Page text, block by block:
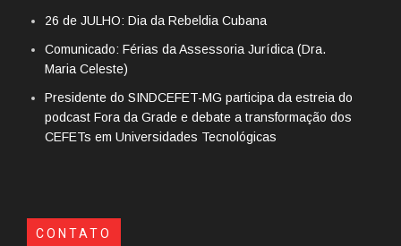
26 de JULHO: Dia da Rebeldia Cubana
Comunicado: Férias da Assessoria Jurídica (Dra.
Maria Celeste)
Presidente do SINDCEFET-MG participa da estreia do
podcast Fora da Grade e debate a transformação dos
CEFETs em Universidades Tecnológicas
CONTATO